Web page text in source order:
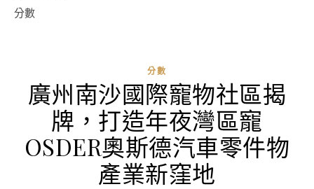
分數
分數
廣州南沙國際寵物社區揭
牌，打造年夜灣區寵
OSDER奧斯德汽車零件物
產業新窪地